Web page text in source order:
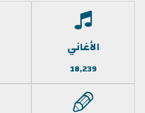
الأغاني
18,239